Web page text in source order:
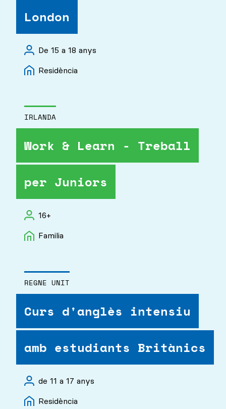
London
De 15 a 18 anys
Residència
IRLANDA
Work & Learn - Treball
per Juniors
16+
Familia
REGNE UNIT
Curs d'anglès intensiu
amb estudiants Britànics
de 11 a 17 anys
Residència